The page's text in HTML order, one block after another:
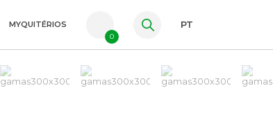
ES
MYQUITÉRIOS
0
PT